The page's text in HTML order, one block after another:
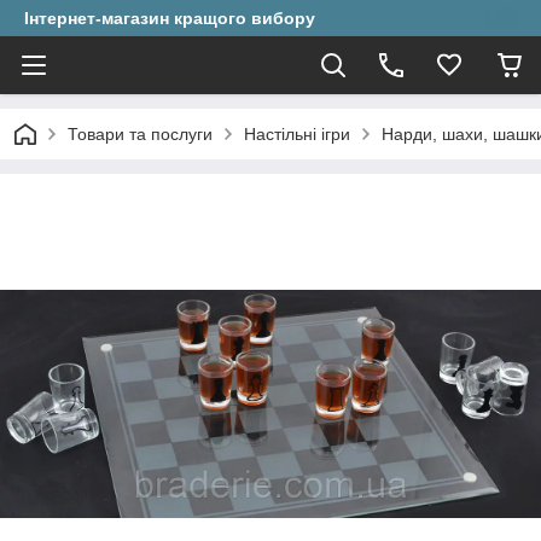
Інтернет-магазин кращого вибору
Товари та послуги Настільні ігри Нарди, шахи,